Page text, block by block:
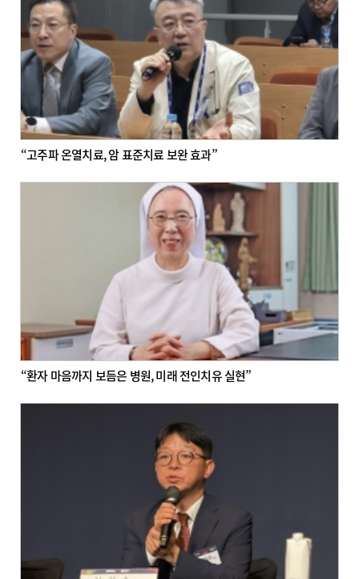
“고주파 온열치료, 암 표준치료 보완 효과”
“환자 마음까지 보듬은 병원, 미래 전인치유 실현”